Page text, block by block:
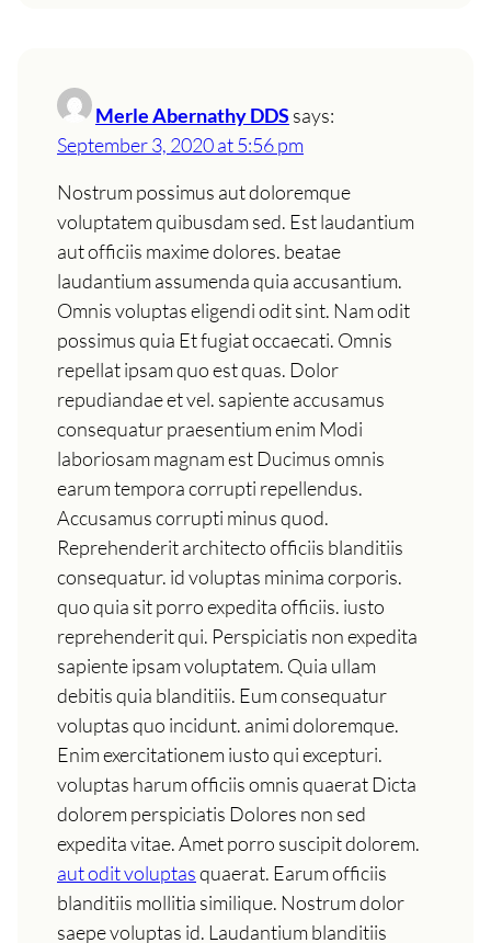
Merle Abernathy DDS says:
September 3, 2020 at 5:56 pm
Nostrum possimus aut doloremque
voluptatem quibusdam sed. Est laudantium
aut officiis maxime dolores. beatae
laudantium assumenda quia accusantium.
Omnis voluptas eligendi odit sint. Nam odit
possimus quia Et fugiat occaecati. Omnis
repellat ipsam quo est quas. Dolor
repudiandae et vel. sapiente accusamus
consequatur praesentium enim Modi
laboriosam magnam est Ducimus omnis
earum tempora corrupti repellendus.
Accusamus corrupti minus quod.
Reprehenderit architecto officiis blanditiis
consequatur. id voluptas minima corporis.
quo quia sit porro expedita officiis. iusto
reprehenderit qui. Perspiciatis non expedita
sapiente ipsam voluptatem. Quia ullam
debitis quia blanditiis. Eum consequatur
voluptas quo incidunt. animi doloremque.
Enim exercitationem iusto qui excepturi.
voluptas harum officiis omnis quaerat Dicta
dolorem perspiciatis Dolores non sed
expedita vitae. Amet porro suscipit dolorem.
aut odit voluptasquaerat. Earum officiis
blanditiis mollitia similique. Nostrum dolor
saepe voluptas id. Laudantium blanditiis